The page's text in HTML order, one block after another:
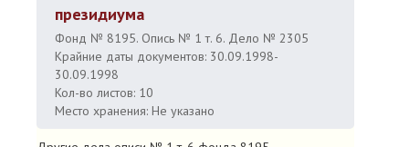
президиума
Фонд № 8195. Опись № 1 т. 6. Дело № 2305
Крайние даты документов: 30.09.1998-
30.09.1998
Кол-во листов: 10
Место хранения: Не указано